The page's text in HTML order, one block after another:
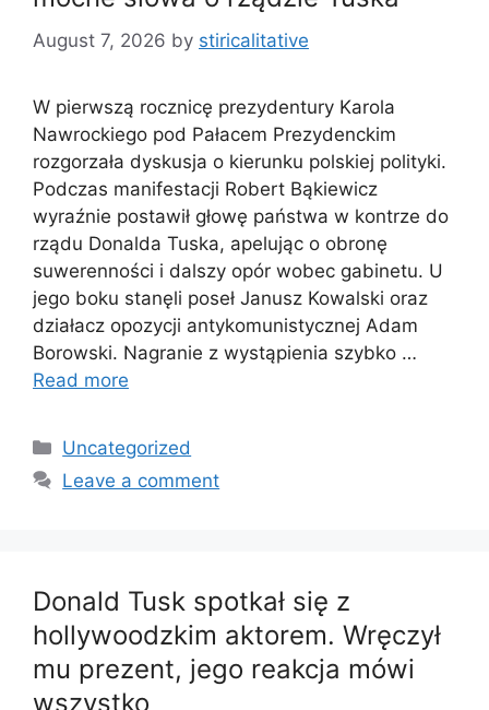
August 7, 2026 by stiricalitative
W pierwszą rocznicę prezydentury Karola
Nawrockiego pod Pałacem Prezydenckim
rozgorzała dyskusja o kierunku polskiej polityki.
Podczas manifestacji Robert Bąkiewicz
wyraźnie postawił głowę państwa w kontrze do
rządu Donalda Tuska, apelując o obronę
suwerenności i dalszy opór wobec gabinetu. U
jego boku stanęli poseł Janusz Kowalski oraz
działacz opozycji antykomunistycznej Adam
Borowski. Nagranie z wystąpienia szybko …
Read more
Categories
Uncategorized
Leave a comment
Donald Tusk spotkał się z
hollywoodzkim aktorem. Wręczył
mu prezent, jego reakcja mówi
wszystko